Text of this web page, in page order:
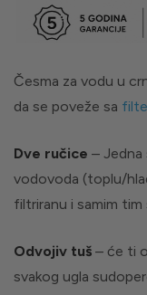
Česma za vodu u
da se poveže sa
Dve ručice – Jedna
vodovoda (toplu/
filtriranu i samim
Odvojiv tuš – će ti
svakog ugla